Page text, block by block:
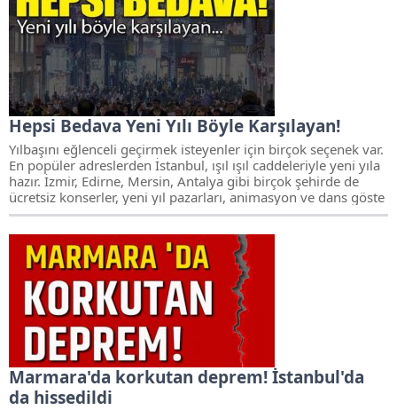
Hepsi Bedava Yeni Yılı Böyle Karşılayan!
Yılbaşını eğlenceli geçirmek isteyenler için birçok seçenek var.
En popüler adreslerden İstanbul, ışıl ışıl caddeleriyle yeni yıla
hazır. İzmir, Edirne, Mersin, Antalya gibi birçok şehirde de
ücretsiz konserler, yeni yıl pazarları, animasyon ve dans göste
Marmara'da korkutan deprem! İstanbul'da
da hissedildi